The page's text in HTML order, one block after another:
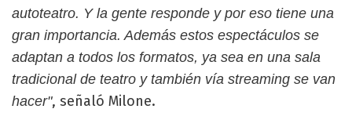
autoteatro. Y la gente responde y por eso tiene una
gran importancia. Además estos espectáculos se
adaptan a todos los formatos, ya sea en una sala
tradicional de teatro y también vía streaming se van
hacer", señaló Milone.